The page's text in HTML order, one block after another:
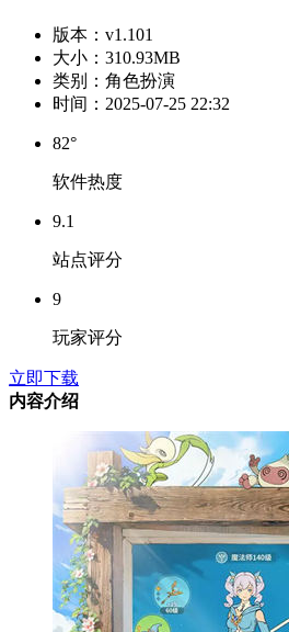
版本： v1.101
大小： 310.93MB
类别： 角色扮演
时间： 2025-07-25 22:32
82°
软件热度
9.1
站点评分
9
玩家评分
立即下载
内容介绍